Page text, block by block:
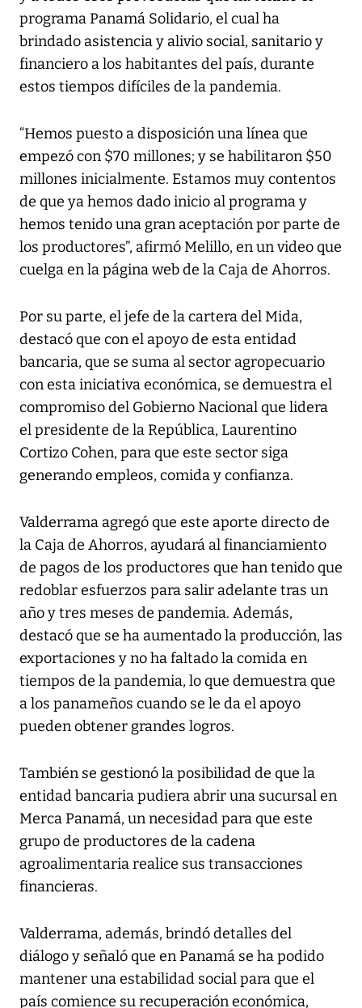
programa Panamá Solidario, el cual ha
brindado asistencia y alivio social, sanitario y
financiero a los habitantes del país, durante
estos tiempos difíciles de la pandemia.
“Hemos puesto a disposición una línea que
empezó con $70 millones; y se habilitaron $50
millones inicialmente. Estamos muy contentos
de que ya hemos dado inicio al programa y
hemos tenido una gran aceptación por parte de
los productores”, afirmó Melillo, en un video que
cuelga en la página web de la Caja de Ahorros.
Por su parte, el jefe de la cartera del Mida,
destacó que con el apoyo de esta entidad
bancaria, que se suma al sector agropecuario
con esta iniciativa económica, se demuestra el
compromiso del Gobierno Nacional que lidera
el presidente de la República, Laurentino
Cortizo Cohen, para que este sector siga
generando empleos, comida y confianza.
Valderrama agregó que este aporte directo de
la Caja de Ahorros, ayudará al financiamiento
de pagos de los productores que han tenido que
redoblar esfuerzos para salir adelante tras un
año y tres meses de pandemia. Además,
destacó que se ha aumentado la producción, las
exportaciones y no ha faltado la comida en
tiempos de la pandemia, lo que demuestra que
a los panameños cuando se le da el apoyo
pueden obtener grandes logros.
También se gestionó la posibilidad de que la
entidad bancaria pudiera abrir una sucursal en
Merca Panamá, un necesidad para que este
grupo de productores de la cadena
agroalimentaria realice sus transacciones
financieras.
Valderrama, además, brindó detalles del
diálogo y señaló que en Panamá se ha podido
mantener una estabilidad social para que el
país comience su recuperación económica,